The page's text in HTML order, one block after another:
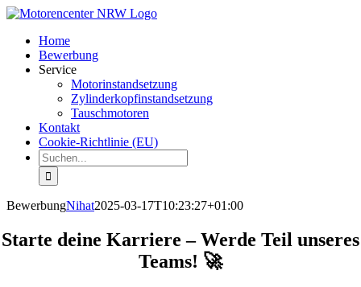
Zum
springenHome
Bewerbung
Service
Motorinstandsetzung
Zylinderkopfinstandsetzung
Tauschmotoren
Kontakt
Cookie-Richtlinie (EU)
Suche
nach:
BewerbungNihat2025-03-17T10:23:27+01:00
Starte deine Karriere – Werde Teil unseres
Teams! 🚀